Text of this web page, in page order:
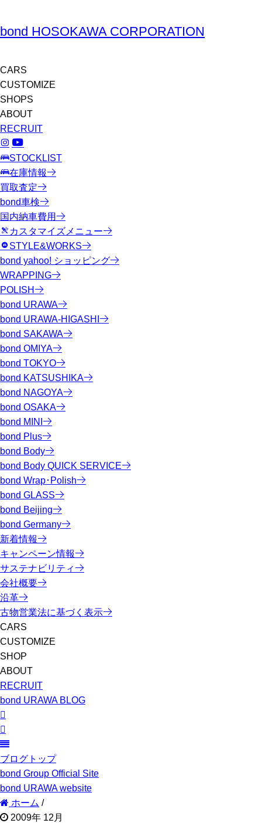
bond HOSOKAWA CORPORATION
CARS
CUSTOMIZE
SHOPS
ABOUT
RECRUIT
STOCKLIST
在庫情報
買取査定
bond車検
国内納車費用
カスタマイズメニュー
STYLE&WORKS
bond yahoo! ショッピング
WRAPPING
POLISH
bond URAWA
bond URAWA-HIGASHI
bond SAKAWA
bond OMIYA
bond TOKYO
bond KATSUSHIKA
bond NAGOYA
bond OSAKA
bond MINI
bond Plus
bond Body
bond Body QUICK SERVICE
bond Wrap･Polish
bond GLASS
bond Beijing
bond Germany
新着情報
キャンペーン情報
サステナビリティ
会社概要
沿革
古物営業法に基づく表示
CARS
CUSTOMIZE
SHOP
ABOUT
RECRUIT
bond URAWA BLOG
ブログトップ
bond Group Official Site
bond URAWA website
ホーム /
2009年 12月